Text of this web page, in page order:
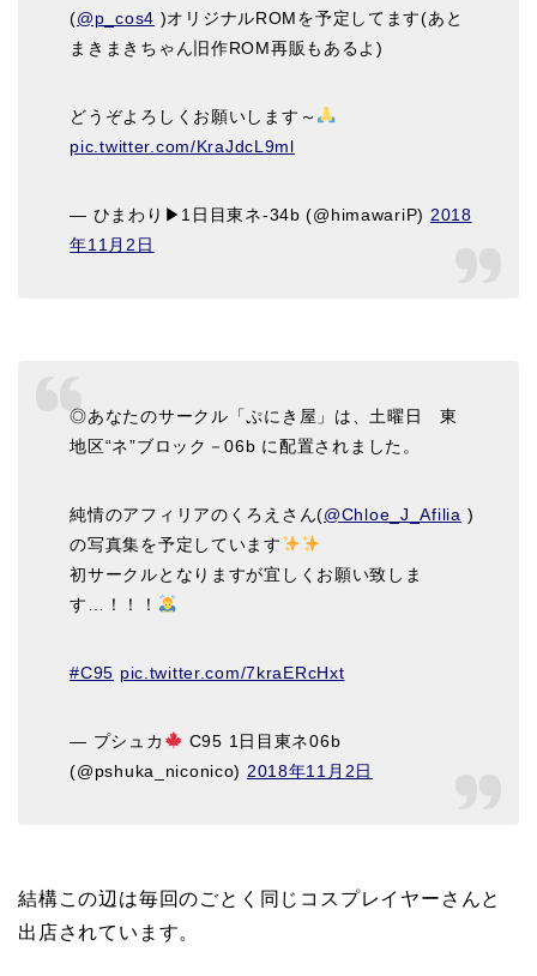
(@p_cos4 )オリジナルROMを予定してます(あと
まきまきちゃん旧作ROM再販もあるよ)
どうぞよろしくお願いします～
pic.twitter.com/KraJdcL9ml
— ひまわり▶︎1日目東ネ-34b (@himawariP) 2018
年11月2日
◎あなたのサークル「ぷにき屋」は、土曜日 東
地区“ネ”ブロック－06b に配置されました。
純情のアフィリアのくろえさん(@Chloe_J_Afilia )
の写真集を予定しています
初サークルとなりますが宜しくお願い致しま
す…！！！
#C95 pic.twitter.com/7kraERcHxt
— プシュカ
C95 1日目東ネ06b
(@pshuka_niconico) 2018年11月2日
結構この辺は毎回のごとく同じコスプレイヤーさんと
出店されています。